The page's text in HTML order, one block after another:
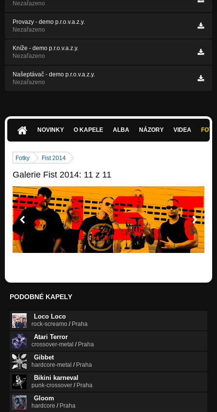
Nezařazeno
Provazy - demo p.r.o.v.a.z.y.
Nezařazeno
Kníže - demo p.r.o.v.a.z.y.
Nezařazeno
Našeptávač - demo p.r.o.v.a.z.y.
Nezařazeno
NOVINKY O KAPELE ALBA NÁZORY VIDEA
Fotky Fist 2014
Galerie Fist 2014: 11 z 11
PODOBNÉ KAPELY
Loco Loco
rock-screamo / Praha
Atari Terror
crossover-metal / Praha
Gibbet
hardcore-metal / Praha
Bikini karneval
punk-crossover / Praha
Gloom
hardcore / Praha